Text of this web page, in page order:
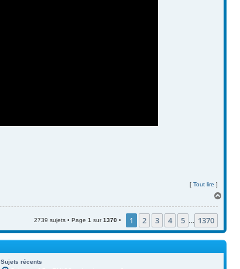
[ Tout lire ]
2739 sujets • Page 1 sur1370 • 1 2 3 4 5 1370
Sujets récents